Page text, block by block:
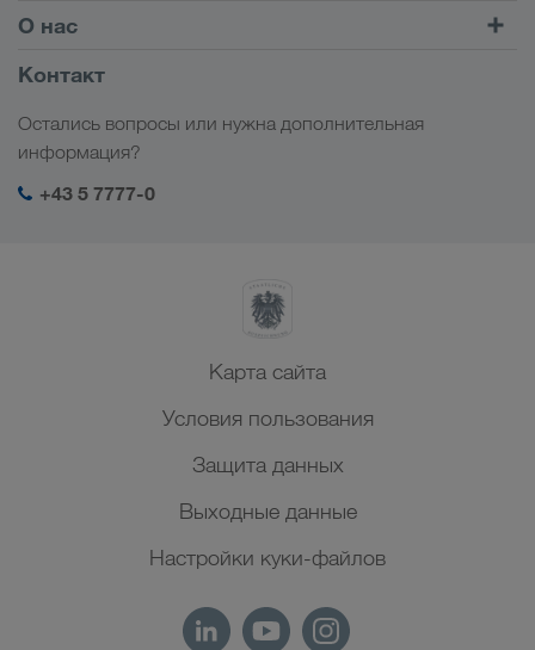
Клиентский портал CONNECT
Цифровые решения
Мой вход в систему LKW WALTER
Европа
Кавказ
Центральная Азия
Ближний Восток
Северная Африка
О нас
Социальная ответственность
Контакт
Остались вопросы или нужна дополнительная
информация?
+43 5 7777-0
Карта сайта
Условия пользования
Защита данных
Выходные данные
Настройки куки-файлов